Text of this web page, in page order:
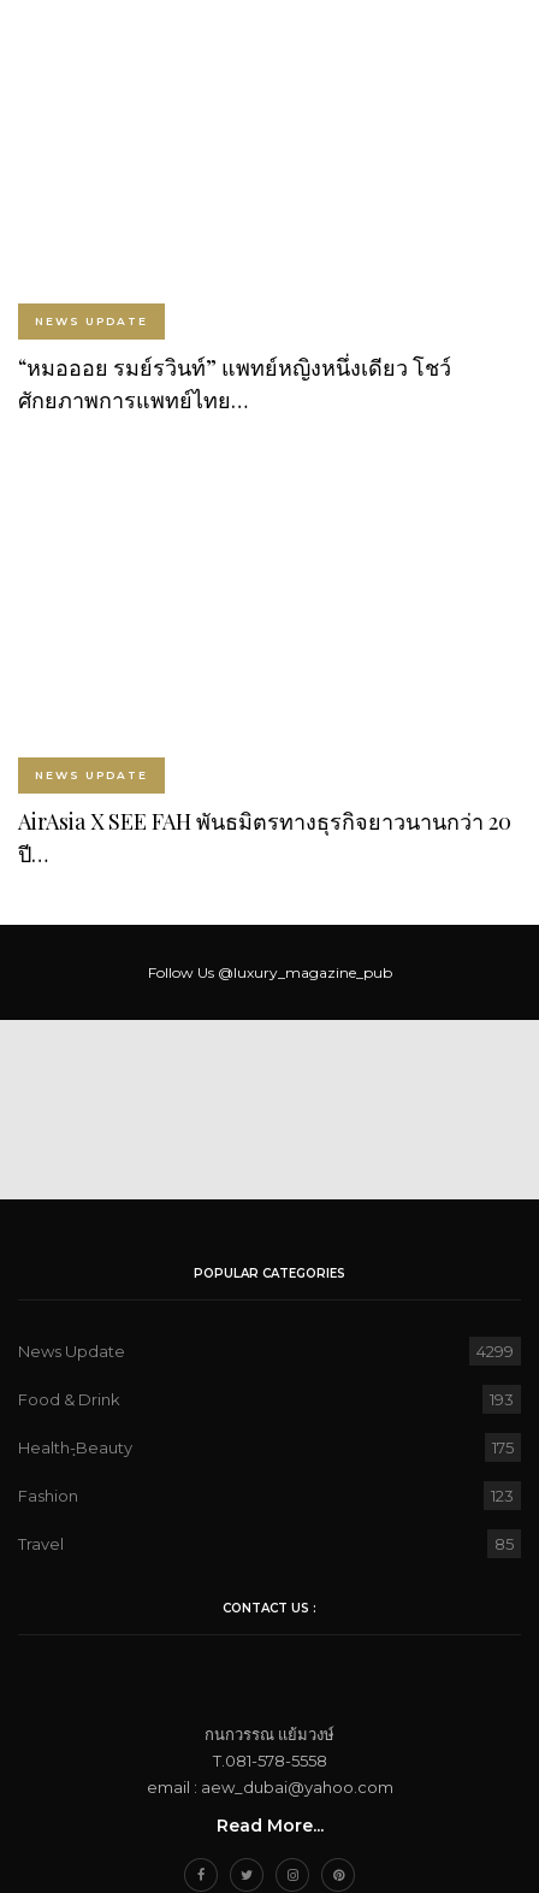
NEWS UPDATE
“หมอออย รมย์รวินท์” แพทย์หญิงหนึ่งเดียว โชว์
ศักยภาพการแพทย์ไทย…
NEWS UPDATE
AirAsia X SEE FAH พันธมิตรทางธุรกิจยาวนานกว่า 20
ปี…
Follow Us @luxury_magazine_pub
POPULAR CATEGORIES
News Update 4299
Food & Drink 193
Health-ฺBeauty 175
Fashion 123
Travel 85
CONTACT US :
กนกวรรณ​ แย้ม​วงษ์
T.081-578-5558
email : aew_dubai@yahoo.com​
Read More...